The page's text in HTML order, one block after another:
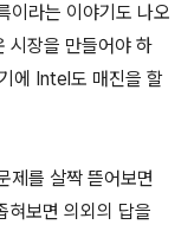
이라는 이야기도 나오
시장을 만들어야 하
에 Intel도 매진을 할
제를 살짝 뜯어보면
혀보면 의외의 답을